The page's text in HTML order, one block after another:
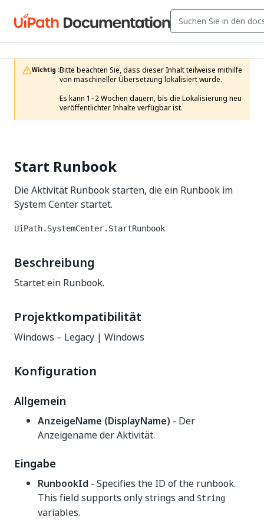
Wichtig :Bitte beachten Sie, dass dieser Inhalt teilweise mithilfe
von maschineller Übersetzung lokalisiert wurde.
Es kann 1–2 Wochen dauern, bis die Lokalisierung neu
veröffentlichter Inhalte verfügbar ist.
Start Runbook
Die Aktivität Runbook starten, die ein Runbook im
System Center startet.
UiPath.SystemCenter.StartRunbook
Beschreibung
Startet ein Runbook.
Projektkompatibilität
Windows – Legacy | Windows
Konfiguration
Allgemein
AnzeigeName (DisplayName) - Der
Anzeigename der Aktivität.
Eingabe
RunbookId - Specifies the ID of the runbook.
This field supports only strings and String
variables.